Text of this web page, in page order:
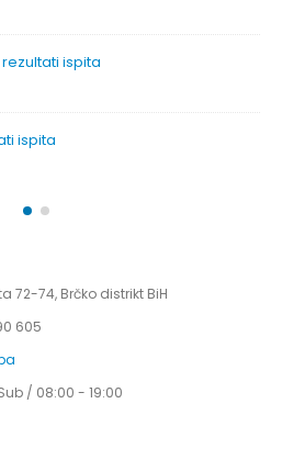
ispita
ispita
72-74, Brčko distrikt BiH
605
/ 08:00 - 19:00